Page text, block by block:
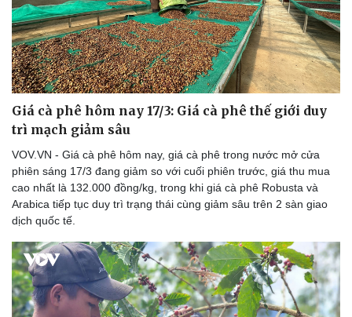
Giá cà phê hôm nay 17/3: Giá cà phê thế giới duy
trì mạch giảm sâu
VOV.VN - Giá cà phê hôm nay, giá cà phê trong nước mở cửa
phiên sáng 17/3 đang giảm so với cuối phiên trước, giá thu mua
cao nhất là 132.000 đồng/kg, trong khi giá cà phê Robusta và
Arabica tiếp tục duy trì trạng thái cùng giảm sâu trên 2 sàn giao
dịch quốc tế.